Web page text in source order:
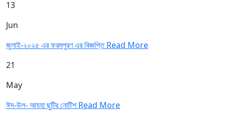
13
Jun
জুলাই-২০২৫ এর ফরমপুরণ এর বিজ্ঞপ্তিRead More
21
May
ঈদ-উল- আযহা ছুটির নোটিশRead More